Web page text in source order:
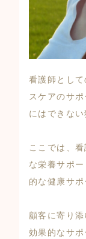
看護師とし
スケアのサ
にはできない
ここでは、
な栄養サポ
的な健康サ
顧客に寄り
効果的なサ